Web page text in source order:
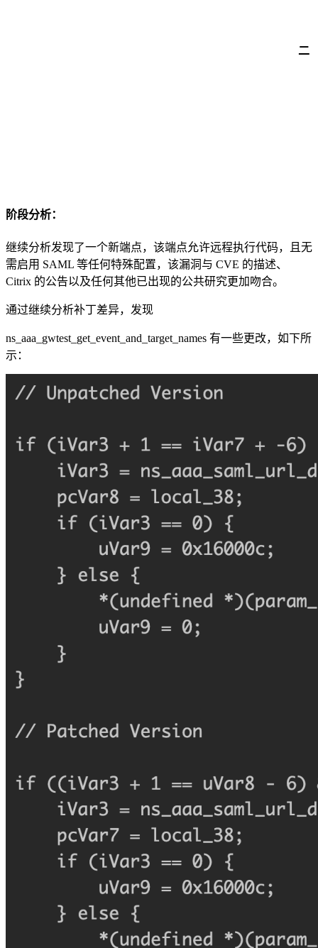
二
阶段分析：
继续分析发现了一个新端点，该端点允许远程执行代码，且无
需启用 SAML 等任何特殊配置，该漏洞与 CVE 的描述、
Citrix 的公告以及任何其他已出现的公共研究更加吻合。
通过继续分析补丁差异，发现
ns_aaa_gwtest_get_event_and_target_names 有一些更改，如下所
示：